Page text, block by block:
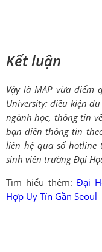
Kết luận
Vậy là MAP vừa điểm
University: điều kiện
ngành học, thông tin
bạn điền thông tin
liên hệ qua số hotline
sinh viên trường Đại
Tìm hiểu thêm: Đại
Hợp Uy Tín Gần Seoul